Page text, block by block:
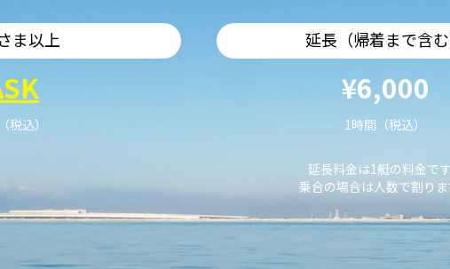
ま以上
税込）
延長（帰着まで含む
¥6,000
1時間（税込）
延長料金は1艇の料金です
乗合の場合は人数で割りま